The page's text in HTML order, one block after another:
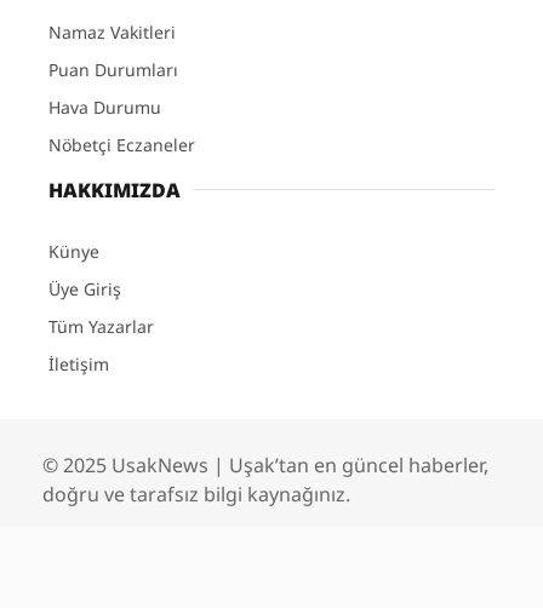
Namaz Vakitleri
Puan Durumları
Hava Durumu
Nöbetçi Eczaneler
HAKKIMIZDA
Künye
Üye Giriş
Tüm Yazarlar
İletişim
© 2025 UsakNews | Uşak’tan en güncel haberler,
doğru ve tarafsız bilgi kaynağınız.